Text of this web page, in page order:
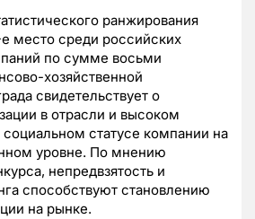
ранжирования
место среди российских
по сумме восьми
хозяйственной
свидетельствует о
в отрасли и высоком
статусе компании на
уровне. По мнению
непредвзятость и
способствуют становлению
на рынке.